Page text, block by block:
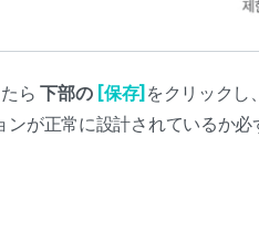
ら 下部の [保存] をクリックし
ンが正常に設計されているか